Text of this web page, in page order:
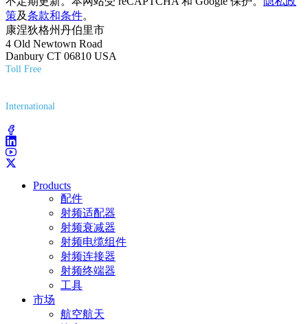
策及条款和条件。
康涅狄格州丹伯里市
4 Old Newtown Road
Danbury CT 06810 USA
Toll Free
International
Products
配件
射频适配器
射频衰减器
射频电缆组件
射频连接器
射频终端器
工具
市场
航空航天